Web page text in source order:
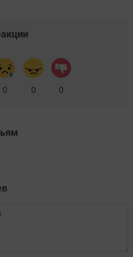
0 0 0